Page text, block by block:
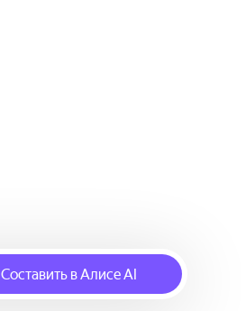
Составить в Алисе AI